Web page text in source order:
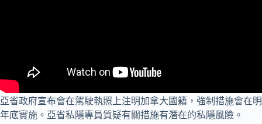
亞省政府宣布會在駕駛執照上注明加拿大國籍，強制措施會在明
年底實施。亞省私隱專員質疑有關措施有潛在的私隱風險。